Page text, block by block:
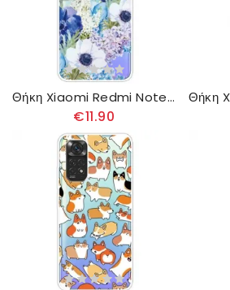
Θήκη Xiaomi Redmi Note 11 / 11S Χωρίς Ραφή Ακουαρέλα Μπλε Λουλούδια
€11.90